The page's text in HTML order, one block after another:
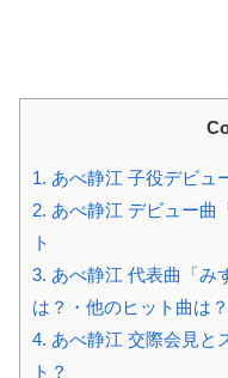
1. あべ静江 子役デビュ
2. あべ静江 デビュー曲
ト
3. あべ静江 代表曲「み
は？・他のヒット曲は？
4. あべ静江 交際会見と
ト？